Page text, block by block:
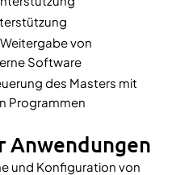
von
Software
des Masters mit
Programmen
Anwendungen
und Konfiguration von